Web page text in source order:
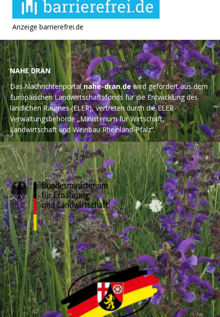
Anzeige barrierefrei.de
NAHE DRAN
Das Nachrichtenportalnahe-dran.dewird gefördert aus dem
Europäischen Landwirtschaftsfonds für die Entwicklung des
ländlichen Raumes (ELER), vertreten durch die ELER-
Verwaltungsbehörde „Ministerium für Wirtschaft,
Landwirtschaft und Weinbau Rheinland-Pfalz“.